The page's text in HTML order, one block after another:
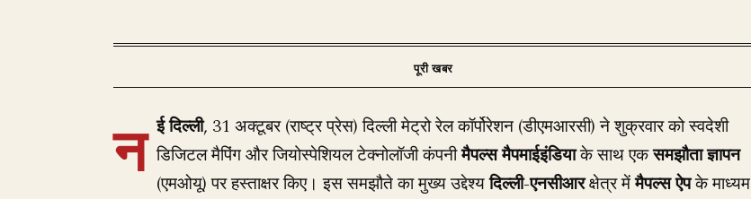
न ई दिल्ली, 31 अक्टूबर (राष्ट्र प्रेस) दिल्ली मेट्रो रेल कॉर्पोरेशन (डीएमआरसी) ने शुक्रवार को स्वदेशी
डिजिटल मैपिंग और जियोस्पेशियल टेक्नोलॉजी कंपनीमैपल्स मैपमाईइंडियाके साथ एकसमझौता ज्ञापन
(एमओयू) पर हस्ताक्षर किए। इस समझौते का मुख्य उद्देश्यदिल्ली-एनसीआरक्षेत्र मेंमैपल्स ऐपके माध्यम